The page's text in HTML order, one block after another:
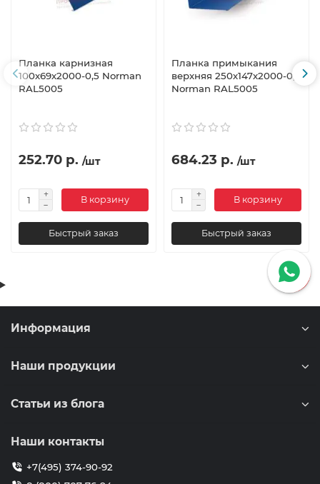
Планка карнизная
100х69х2000-0,5 Norman
RAL5005
252.70 р. /шт
В корзину
Быстрый заказ
Планка примыкания
верхняя 250х147х2000-0,5
Norman RAL5005
684.23 р. /шт
В корзину
Быстрый заказ
Информация
Наши продукции
Статьи из блога
Наши контакты
+7(495) 374-90-92